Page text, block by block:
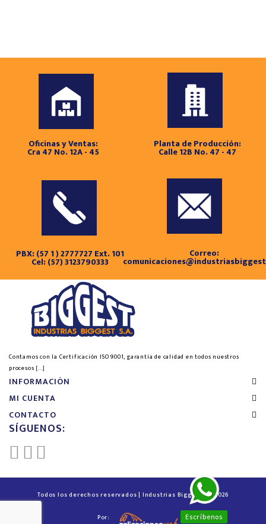
Oficinas y Ventas:
Cra 47 No. 12A - 45
Planta de Producción:
Calle 12B No. 47 - 47
PBX: (57 1 ) 2777727 Ext. 101
Cel: (57) 3123790333
Correo:
Contamos con la Certificación ISO 9001, garantía de calidad en todos nuestros
procesos [...]
INFORMACIÓN
MI CUENTA
CONTACTO
SÍGUENOS:
Escríbenos
Todos los derechos reservados | Industrias Biggest™ © 2026
Por: